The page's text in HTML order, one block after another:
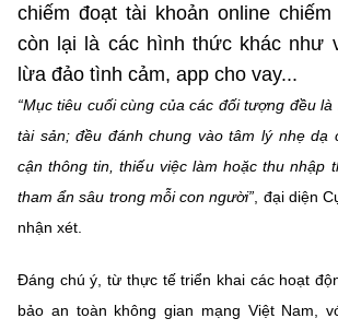
Giám đốc Trung tâm Truyền thông Khoa học
Liên hệ
Điện thoại: 024 3936 9506
Email:stc@mst.gov.vn
©2026 Bản quyền thuộc Bộ Khoa Học và Công
(Ghi rõ nguồn "https://mst.gov.vn" khi phát
chiếm đoạt tài khoản online
còn lại là các hình thức khác như
lừa đảo tình cảm, app cho vay...
“Mục tiêu cuối cùng của các đối tượng đều
tài sản; đều đánh chung vào tâm lý nhẹ dạ
cận thông tin, thiếu việc làm hoặc thu nhập
tham ẩn sâu trong mỗi con người” , đại diện
nhận xét.
Đáng chú ý, từ thực tế triển khai các hoạt
bảo an toàn không gian mạng Việt Nam,